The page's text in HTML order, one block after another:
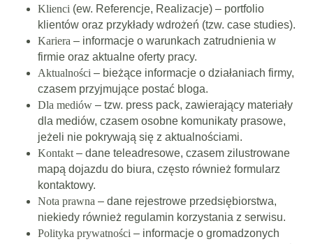
Klienci (ew. Referencje, Realizacje) – portfolio
klientów oraz przykłady wdrożeń (tzw. case studies).
Kariera – informacje o warunkach zatrudnienia w
firmie oraz aktualne oferty pracy.
Aktualności – bieżące informacje o działaniach firmy,
czasem przyjmujące postać bloga.
Dla mediów – tzw. press pack, zawierający materiały
dla mediów, czasem osobne komunikaty prasowe,
jeżeli nie pokrywają się z aktualnościami.
Kontakt – dane teleadresowe, czasem zilustrowane
mapą dojazdu do biura, często również formularz
kontaktowy.
Nota prawna – dane rejestrowe przedsiębiorstwa,
niekiedy również regulamin korzystania z serwisu.
Polityka prywatności – informacje o gromadzonych